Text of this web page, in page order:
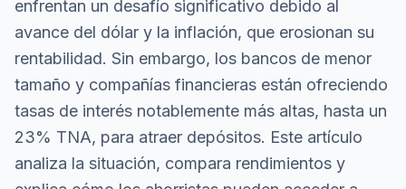
enfrentan un desafío significativo debido al
avance del dólar y la inflación, que erosionan su
rentabilidad. Sin embargo, los bancos de menor
tamaño y compañías financieras están ofreciendo
tasas de interés notablemente más altas, hasta un
23% TNA, para atraer depósitos. Este artículo
analiza la situación, compara rendimientos y